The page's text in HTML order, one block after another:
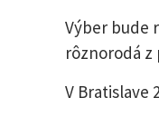
Výber bude
rôznorodá z
V Bratislave